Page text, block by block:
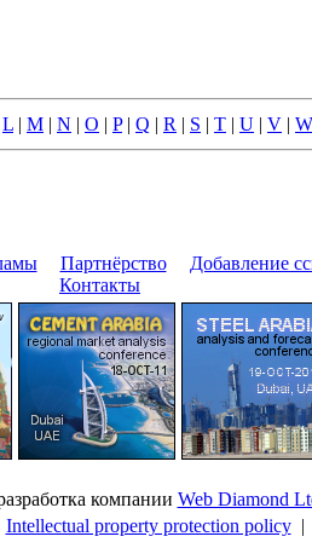
L | M | N | O | P| Q | R | S | T | U | V | W
| Паpтнёpство| Добавление
Контакты
компании Web Diamond
Intellectual property protection policy|